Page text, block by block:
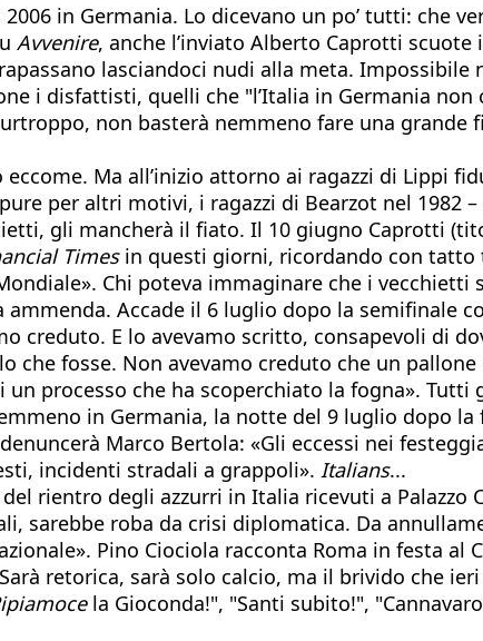
in Germania. Lo dicevano un po’ tutti: che
Avvenire, anche l’inviato Alberto Caprotti
lasciandoci nudi alla meta. Impossibile
i disfattisti, quelli che "l’Italia in Germania
non basterà nemmeno fare una grande
Ma all’inizio attorno ai ragazzi di Lippi
per altri motivi, i ragazzi di Bearzot nel 1982
gli mancherà il fiato. Il 10 giugno Caprotti
Timesin questi giorni, ricordando con tatto
Chi poteva immaginare che i
Accade il 6 luglio dopo la semifinale
creduto. E lo avevamo scritto, consapevoli di
che fosse. Non avevamo creduto che un
processo che ha scoperchiato la fogna».
in Germania, la notte del 9 luglio dopo
Marco Bertola: «Gli eccessi nei
incidenti stradali a grappoli». Italians...
rientro degli azzurri in Italia ricevuti a Palazzo
sarebbe roba da crisi diplomatica. Da
Pino Ciociola racconta Roma in festa al
retorica, sarà solo calcio, ma il brivido che ieri
la Gioconda!", "Santi subito!",